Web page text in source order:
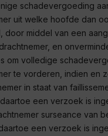
schadevergoeding
uit welke hoofde dan
door middel van een
en
om volledige
te vorderen, indien en
in staat van
een verzoek is
surseance van
een verzoek is